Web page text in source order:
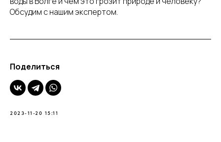
Обсудим с нашим экспертом.
Поделиться
2023-11-20 15:11